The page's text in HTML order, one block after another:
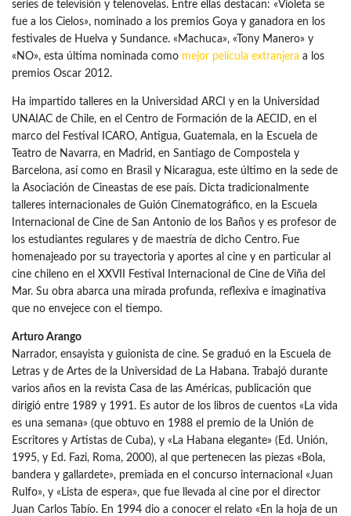
series de televisión y telenovelas. Entre ellas destacan: «Violeta se
fue a los Cielos», nominado a los premios Goya y ganadora en los
festivales de Huelva y Sundance. «Machuca», «Tony Manero» y
«NO», esta última nominada como mejor película extranjera a los
premios Oscar 2012.
Ha impartido talleres en la Universidad ARCI y en la Universidad
UNAIAC de Chile, en el Centro de Formación de la AECID, en el
marco del Festival ICARO, Antigua, Guatemala, en la Escuela de
Teatro de Navarra, en Madrid, en Santiago de Compostela y
Barcelona, así como en Brasil y Nicaragua, este último en la sede de
la Asociación de Cineastas de ese país. Dicta tradicionalmente
talleres internacionales de Guión Cinematográfico, en la Escuela
Internacional de Cine de San Antonio de los Baños y es profesor de
los estudiantes regulares y de maestría de dicho Centro. Fue
homenajeado por su trayectoria y aportes al cine y en particular al
cine chileno en el XXVII Festival Internacional de Cine de Viña del
Mar. Su obra abarca una mirada profunda, reflexiva e imaginativa
que no envejece con el tiempo.
Arturo Arango
Narrador, ensayista y guionista de cine. Se graduó en la Escuela de
Letras y de Artes de la Universidad de La Habana. Trabajó durante
varios años en la revista Casa de las Américas, publicación que
dirigió entre 1989 y 1991. Es autor de los libros de cuentos «La vida
es una semana» (que obtuvo en 1988 el premio de la Unión de
Escritores y Artistas de Cuba), y «La Habana elegante» (Ed. Unión,
1995, y Ed. Fazi, Roma, 2000), al que pertenecen las piezas «Bola,
bandera y gallardete», premiada en el concurso internacional «Juan
Rulfo», y «Lista de espera», que fue llevada al cine por el director
Juan Carlos Tabío. En 1994 dio a conocer el relato «En la hoja de un